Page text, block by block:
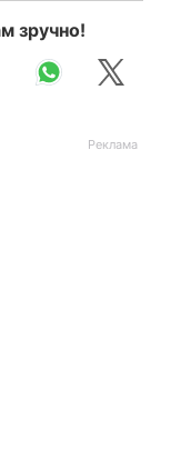
зручно!